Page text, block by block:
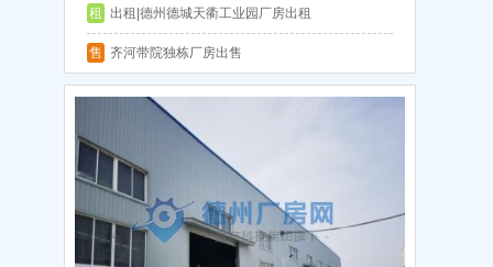
租 出租|德州德城天衢工业园厂房出租
售 齐河带院独栋厂房出售